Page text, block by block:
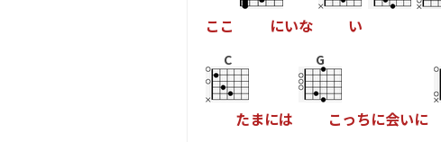
こ こ にいな い
C
たまには
G
こっちに会いに